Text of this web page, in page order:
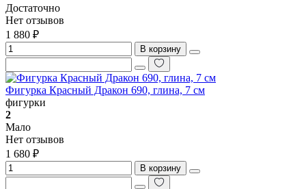
Достаточно
Нет отзывов
1 880 ₽
В корзину
Фигурка Красный Дракон 690, глина, 7 см
фигурки
2
Мало
Нет отзывов
1 680 ₽
В корзину